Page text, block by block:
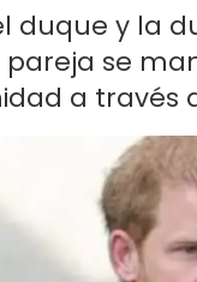
duque y la
pareja se
a través